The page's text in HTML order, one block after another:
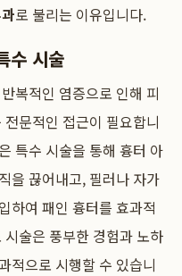
로 불리는 이유입니다.
수 시술
복적인 염증으로 인해 피
문적인 접근이 필요합니
특수 시술을 통해 흉터 아
을 끊어내고, 필러나 자가
하여 패인 흉터를 효과적
술은 풍부한 경험과 노하
적으로 시행할 수 있습니